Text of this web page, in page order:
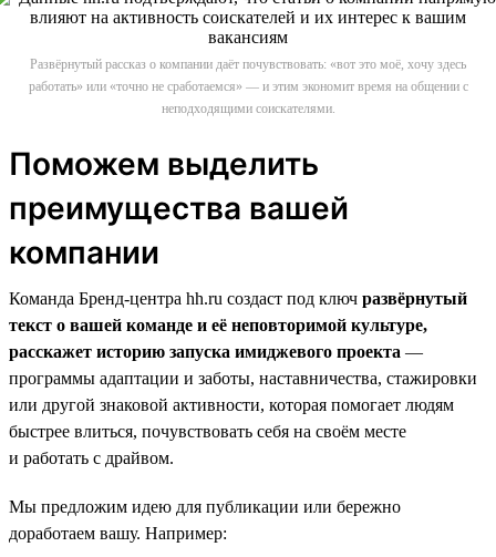
Развёрнутый рассказ о компании даёт почувствовать: «вот это моё, хочу здесь
работать» или «точно не сработаемся» — и этим экономит время на общении с
неподходящими соискателями.
Поможем выделить
преимущества вашей
компании
Команда Бренд-центра hh.ru создаст под ключ развёрнутый
текст о вашей команде и её неповторимой культуре,
расскажет историю запуска имиджевого проекта —
программы адаптации и заботы, наставничества, стажировки
или другой знаковой активности, которая помогает людям
быстрее влиться, почувствовать себя на своём месте
и работать с драйвом.
Мы предложим идею для публикации или бережно
доработаем вашу. Например: